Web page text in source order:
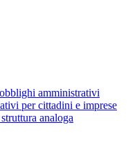
amministrativi
per cittadini e imprese
analoga